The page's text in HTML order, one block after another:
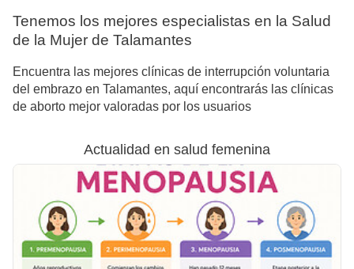
Tenemos los mejores especialistas en la Salud
de la Mujer de Talamantes
Encuentra las mejores clínicas de interrupción voluntaria
del embrazo en Talamantes, aquí encontrarás las clínicas
de aborto mejor valoradas por los usuarios
Actualidad en salud femenina